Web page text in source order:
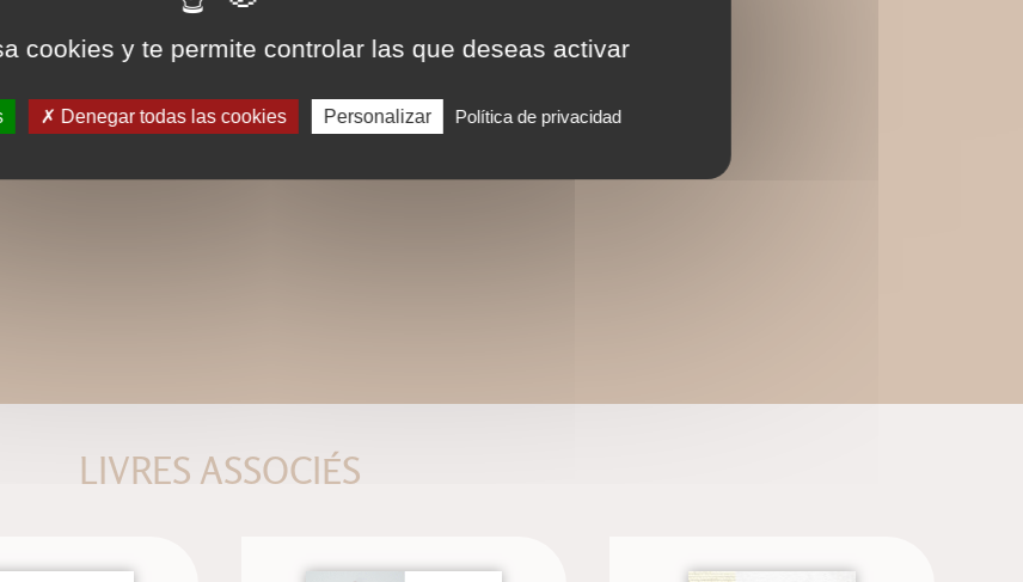
LIVRES ASSOCIÉS
cookies y te permite controlar las que deseas activar
Denegar todas las cookies Personalizar Política de privacidad